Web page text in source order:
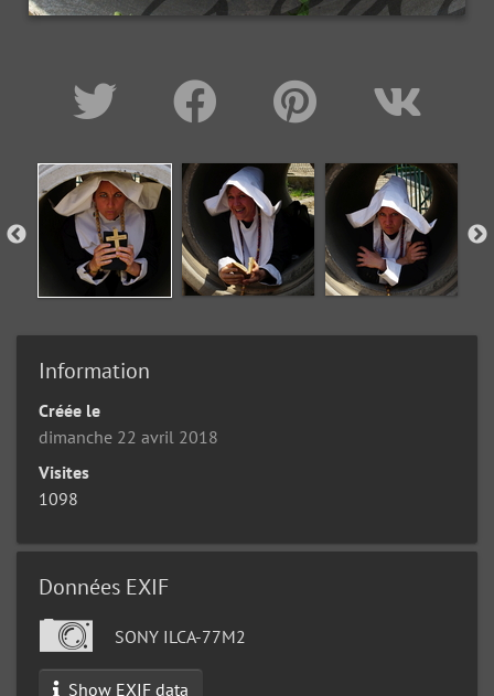
Information
Créée le
dimanche 22 avril 2018
Visites
1098
Données EXIF
SONY ILCA-77M2
Show EXIF data